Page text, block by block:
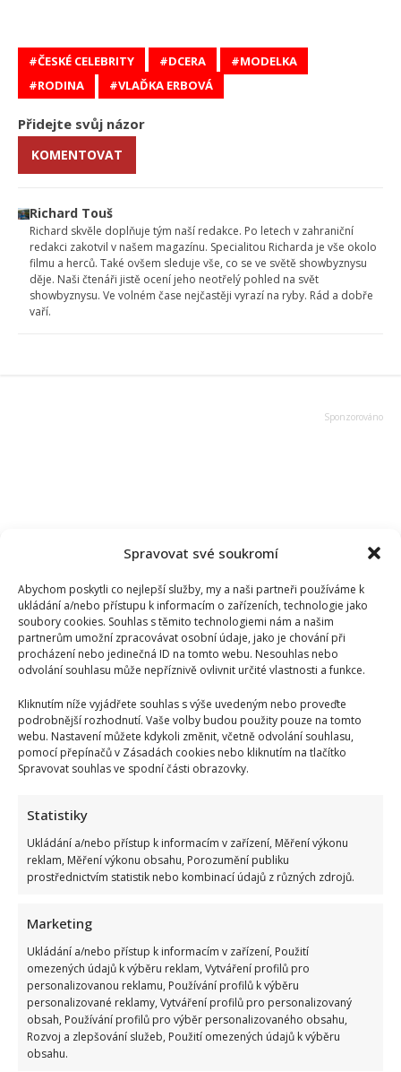
Spravovat své soukromí
Abychom poskytli co nejlepší služby, my a naši partneři používáme k
ukládání a/nebo přístupu k informacím o zařízeních, technologie jako
soubory cookies. Souhlas s těmito technologiemi nám a našim
partnerům umožní zpracovávat osobní údaje, jako je chování při
procházení nebo jedinečná ID na tomto webu. Nesouhlas nebo
odvolání souhlasu může nepříznivě ovlivnit určité vlastnosti a funkce.
Kliknutím níže vyjádřete souhlas s výše uvedeným nebo proveďte
podrobnější rozhodnutí. Vaše volby budou použity pouze na tomto
webu. Nastavení můžete kdykoli změnit, včetně odvolání souhlasu,
pomocí přepínačů v Zásadách cookies nebo kliknutím na tlačítko
Spravovat souhlas ve spodní části obrazovky.
Statistiky
Ukládání a/nebo přístup k informacím v zařízení, Měření výkonu
reklam, Měření výkonu obsahu, Porozumění publiku
prostřednictvím statistik nebo kombinací údajů z různých zdrojů.
Marketing
Ukládání a/nebo přístup k informacím v zařízení, Použití
omezených údajů k výběru reklam, Vytváření profilů pro
personalizovanou reklamu, Používání profilů k výběru
personalizované reklamy, Vytváření profilů pro personalizovaný
obsah, Používání profilů pro výběr personalizovaného obsahu,
Rozvoj a zlepšování služeb, Použití omezených údajů k výběru
obsahu.
ČESKÉ CELEBRITY DCERA
MODELKA
RODINA
VLAĎKA ERBOVÁ
Přidejte svůj názor
KOMENTOVAT
Richard Touš
Richard skvěle doplňuje tým naší redakce. Po letech v zahraniční
redakci zakotvil v našem magazínu. Specialitou Richarda je vše okolo
filmu a herců. Také ovšem sleduje vše, co se ve světě showbyznysu
děje. Naši čtenáři jistě ocení jeho neotřelý pohled na svět
showbyznysu. Ve volném čase nejčastěji vyrazí na ryby. Rád a dobře
vaří.